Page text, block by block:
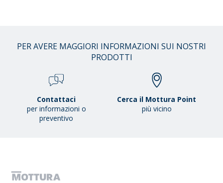
PER AVERE MAGGIORI INFORMAZIONI SUI NOSTRI
PRODOTTI
Contattaci
per informazioni o
preventivo
Cerca il Mottura Point
più vicino